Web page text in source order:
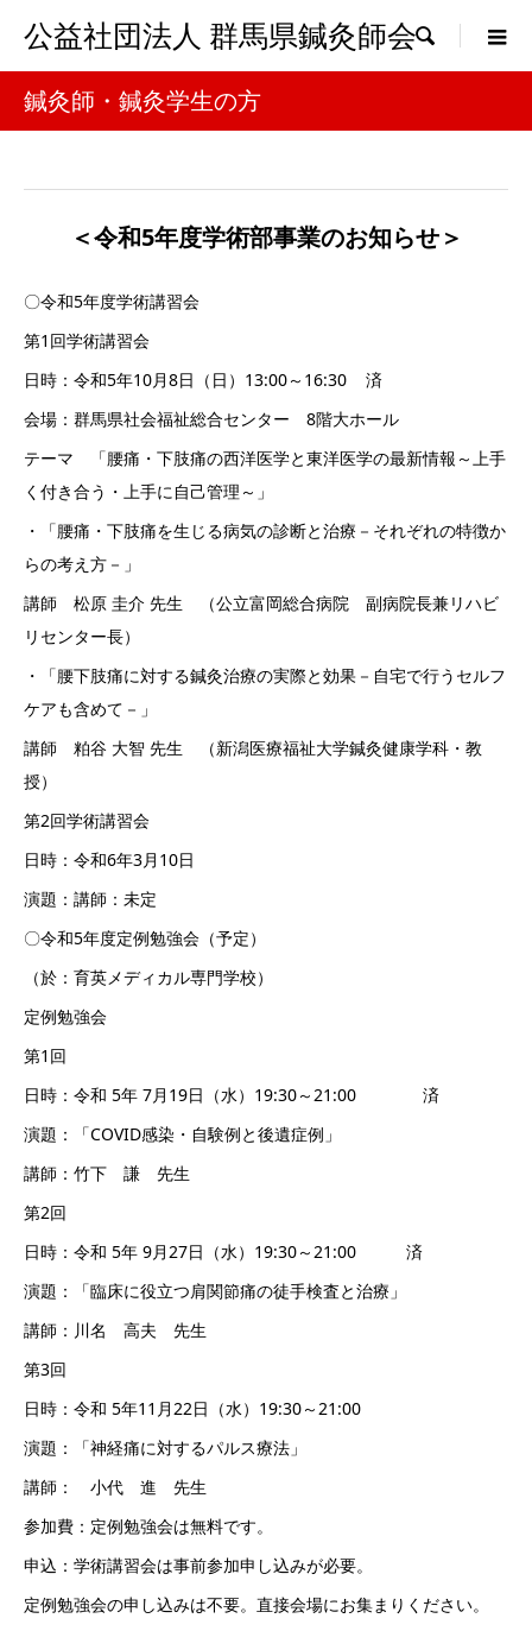
公益社団法人 群馬県鍼灸師会
鍼灸師・鍼灸学生の方
＜令和5年度学術部事業のお知らせ＞
〇令和5年度学術講習会
第1回学術講習会
日時：令和5年10月8日（日）13:00～16:30 済
会場：群馬県社会福祉総合センター 8階大ホール
テーマ 「腰痛・下肢痛の西洋医学と東洋医学の最新情報～上手
く付き合う・上手に自己管理～」
・「腰痛・下肢痛を生じる病気の診断と治療－それぞれの特徴か
らの考え方－」
講師 松原 圭介 先生 （公立富岡総合病院 副病院長兼リハビ
リセンター長）
・「腰下肢痛に対する鍼灸治療の実際と効果－自宅で行うセルフ
ケアも含めて－」
講師 粕谷 大智 先生 （新潟医療福祉大学鍼灸健康学科・教
授）
第2回学術講習会
日時：令和6年3月10日
演題：講師：未定
〇令和5年度定例勉強会（予定）
（於：育英メディカル専門学校）
定例勉強会
第1回
日時：令和 5年 7月19日（水）19:30～21:00 済
演題：「COVID感染・自験例と後遺症例」
講師：竹下 謙 先生
第2回
日時：令和 5年 9月27日（水）19:30～21:00 済
演題：「臨床に役立つ肩関節痛の徒手検査と治療」
講師：川名 高夫 先生
第3回
日時：令和 5年11月22日（水）19:30～21:00
演題：「神経痛に対するパルス療法」
講師： 小代 進 先生
参加費：定例勉強会は無料です。
申込：学術講習会は事前参加申し込みが必要。
定例勉強会の申し込みは不要。直接会場にお集まりください。